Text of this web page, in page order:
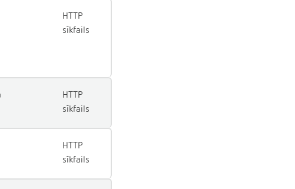
HTTP
sīkfails
HTTP
sīkfails
HTTP
sīkfails